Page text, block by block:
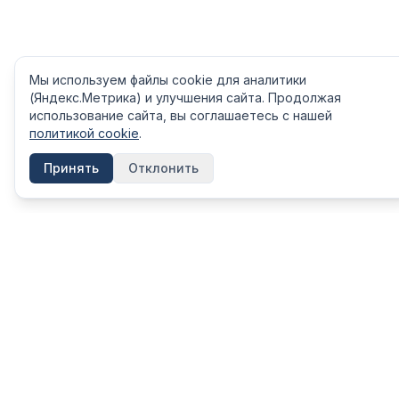
Мы используем файлы cookie для аналитики
(Яндекс.Метрика) и улучшения сайта. Продолжая
использование сайта, вы соглашаетесь с нашей
политикой cookie.
Принять Отклонить